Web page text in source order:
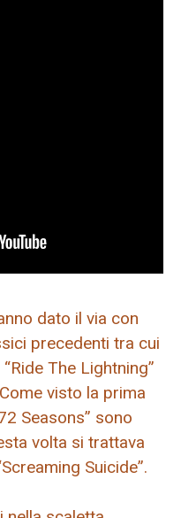
dato il via con
precedenti tra cui
The Lightning”
visto la prima
Seasons” sono
volta si trattava
Suicide”.